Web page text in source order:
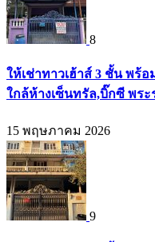
8
ให้เช่าทาวเฮ้าส์ 3 ชั้น พร้
ใกล้ห้างเซ็นทรัล,บิ๊กซี พระ
15 พฤษภาคม 2026
9